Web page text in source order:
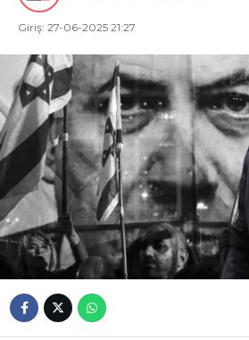
Giriş: 27-06-2025 21:27